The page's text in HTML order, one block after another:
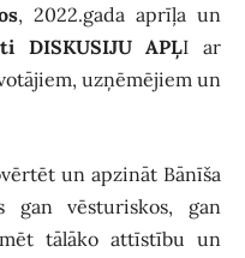
, 2022.gada aprīļa un
DISKUSIJU APĻI ar
uzņēmējiem un
un apzināt Bānīša
gan vēsturiskos, gan
tālāko attīstību un